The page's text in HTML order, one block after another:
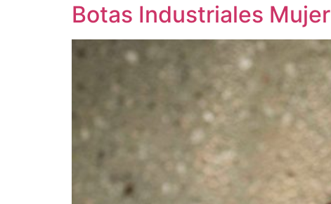
Botas Industriales Mujer